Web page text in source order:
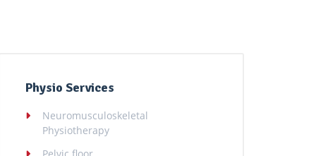
Physio Services
Neuromusculoskeletal
Physiotherapy